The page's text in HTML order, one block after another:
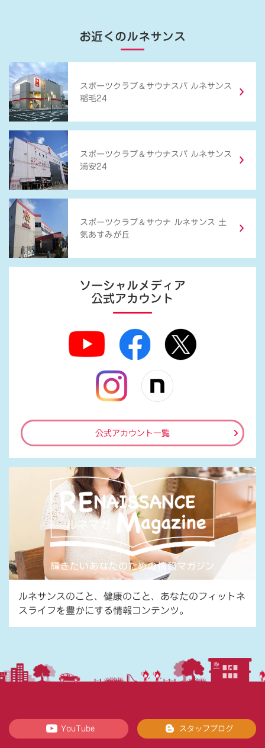
お近くのルネサンス
スポーツクラブ ＆ サウナスパ ルネサンス
稲毛24
スポーツクラブ ＆ サウナスパ ルネサンス
浦安24
スポーツクラブ ＆ サウナ ルネサンス 土
気あすみが丘
ソーシャルメディア
公式アカウント
公式アカウント一覧
ルネサンスのこと、健康のこと、あなたのフィットネ
スライフを豊かにする情報コンテンツ。
YouTube スタッフブログ